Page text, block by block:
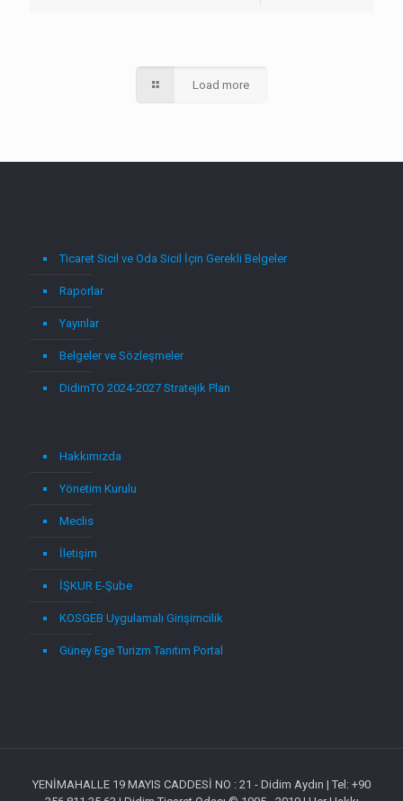
Load more
Ticaret Sicil ve Oda Sicil İçin Gerekli Belgeler
Raporlar
Yayınlar
Belgeler ve Sözleşmeler
DidimTO 2024-2027 Stratejik Plan
Hakkımızda
Yönetim Kurulu
Meclis
İletişim
İŞKUR E-Şube
KOSGEB Uygulamalı Girişimcilik
Güney Ege Turizm Tanıtım Portal
YENİMAHALLE 19 MAYIS CADDESİ NO : 21 - Didim Aydın | Tel: +90